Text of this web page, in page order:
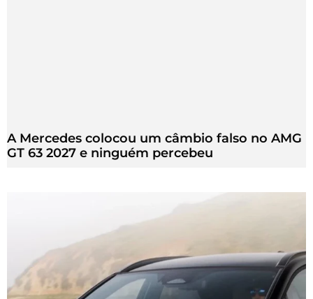
A Mercedes colocou um câmbio falso no AMG
GT 63 2027 e ninguém percebeu